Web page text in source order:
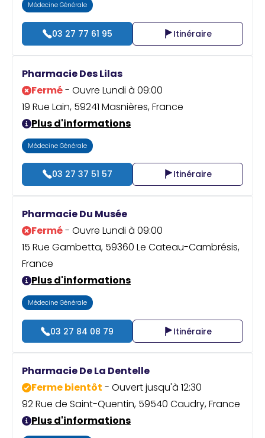
Médecine Générale
03 27 77 61 95 Itinéraire
Pharmacie Des Lilas
Fermé- Ouvre Lundi à 09:00
19 Rue Lain, 59241 Masnières, France
Plus d'informations
Médecine Générale
03 27 37 51 57 Itinéraire
Pharmacie Du Musée
Fermé- Ouvre Lundi à 09:00
15 Rue Gambetta, 59360 Le Cateau-Cambrésis,
France
Plus d'informations
Médecine Générale
03 27 84 08 79 Itinéraire
Pharmacie De La Dentelle
Ferme bientôt - Ouvert jusqu'à 12:30
92 Rue de Saint-Quentin, 59540 Caudry, France
Plus d'informations